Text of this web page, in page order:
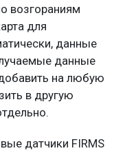
возгораниям
для
данные
данные
на любую
в другую
датчики FIRMS